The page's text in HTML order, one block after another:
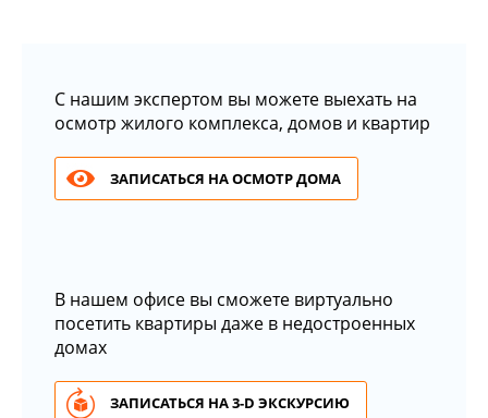
С нашим экспертом вы можете выехать на
осмотр жилого комплекса, домов и квартир
ЗАПИСАТЬСЯ НА ОСМОТР ДОМА
В нашем офисе вы сможете виртуально
посетить квартиры даже в недостроенных
домах
ЗАПИСАТЬСЯ НА 3-D ЭКСКУРСИЮ